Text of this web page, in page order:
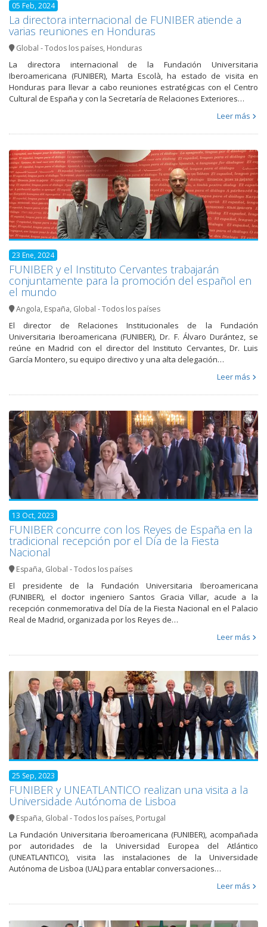
05 Feb, 2024
La directora internacional de FUNIBER atiende a
varias reuniones en Honduras
Global - Todos los países, Honduras
La directora internacional de la Fundación Universitaria
Iberoamericana (FUNIBER), Marta Escolà, ha estado de visita en
Honduras para llevar a cabo reuniones estratégicas con el Centro
Cultural de España y con la Secretaría de Relaciones Exteriores…
Leer más
23 Ene, 2024
FUNIBER y el Instituto Cervantes trabajarán
conjuntamente para la promoción del español en
el mundo
Angola, España, Global - Todos los países
El director de Relaciones Institucionales de la Fundación
Universitaria Iberoamericana (FUNIBER), Dr. F. Álvaro Durántez, se
reúne en Madrid con el director del Instituto Cervantes, Dr. Luis
García Montero, su equipo directivo y una alta delegación…
Leer más
13 Oct, 2023
FUNIBER concurre con los Reyes de España en la
tradicional recepción por el Día de la Fiesta
Nacional
España, Global - Todos los países
El presidente de la Fundación Universitaria Iberoamericana
(FUNIBER), el doctor ingeniero Santos Gracia Villar, acude a la
recepción conmemorativa del Día de la Fiesta Nacional en el Palacio
Real de Madrid, organizada por los Reyes de…
Leer más
25 Sep, 2023
FUNIBER y UNEATLANTICO realizan una visita a la
Universidade Autónoma de Lisboa
España, Global - Todos los países, Portugal
La Fundación Universitaria Iberoamericana (FUNIBER), acompañada
por autoridades de la Universidad Europea del Atlántico
(UNEATLANTICO), visita las instalaciones de la Universidade
Autónoma de Lisboa (UAL) para entablar conversaciones…
Leer más